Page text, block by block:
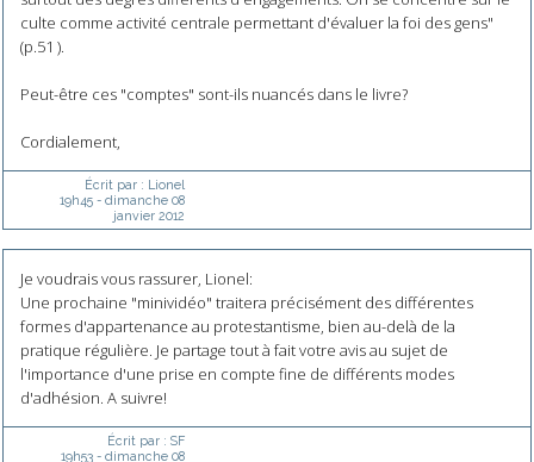
culte comme activité centrale permettant d'évaluer la foi des gens"
(p.51 ).
Peut-être ces "comptes" sont-ils nuancés dans le livre?
Cordialement,
Écrit par : Lionel
19h45- dimanche 08
janvier 2012
Je voudrais vous rassurer, Lionel:
Une prochaine "minividéo" traitera précisément des différentes
formes d'appartenance au protestantisme, bien au-delà de la
pratique régulière. Je partage tout à fait votre avis au sujet de
l'importance d'une prise en compte fine de différents modes
d'adhésion. A suivre!
Écrit par : SF
19h53- dimanche 08